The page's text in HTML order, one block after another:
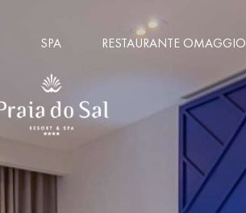
SPA RESTAURANTE OMAGGIO